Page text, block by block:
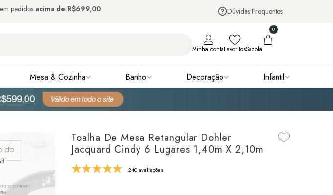
Dúvidas Frequentes
em pedidos acima de R$699,00
Minha contaFavoritosSacola
0
Mesa & Cozinha Banho Decoração Infantil
Toalha De Mesa Retangular Dohler
Jacquard Cindy 6 Lugares 1,40m X 2,10m
240 avaliações